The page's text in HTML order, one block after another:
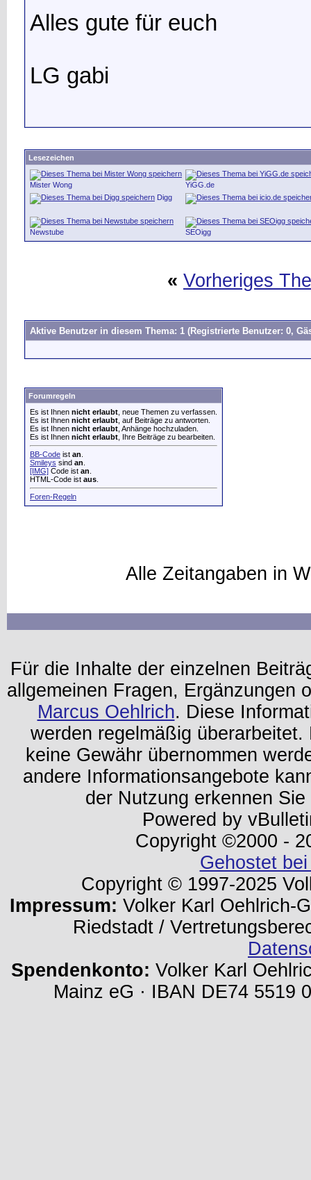
Alles gute für euch
LG gabi
Lesezeichen
Mister Wong
YiGG.de
Digg
Newstube SEOigg
« Vorheriges
Aktive Benutzer in diesem Thema: 1 (Registrierte Benutzer: 0,
Forumregeln
Es ist Ihnen nicht erlaubt , neue Themen zu verfassen.
Es ist Ihnen nicht erlaubt , auf Beiträge zu antworten.
Es ist Ihnen nicht erlaubt , Anhänge hochzuladen.
Es ist Ihnen nicht erlaubt , Ihre Beiträge zu bearbeiten.
BB-Code ist an
Smileys sind an
[IMG] Code ist an
HTML-Code ist aus
Foren-Regeln
Alle Zeitangaben in
Für die Inhalte der einzelnen
allgemeinen Fragen, Ergänzungen
Marcus Oehlrich. Diese
werden regelmäßig
keine Gewähr übernommen
andere Informationsangebote
der Nutzung erkennen
Powered by
Copyright ©2000 -
Gehostet
Copyright © 1997-2025
Impressum: Volker Karl Oehlrich-
Riedstadt /
Spendenkonto: Volker Karl
Mainz eG · IBAN DE74 5519